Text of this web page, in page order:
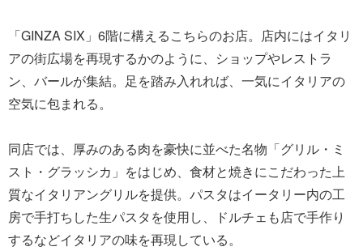
「GINZA SIX」6階に構えるこちらのお店。店内にはイタリ
アの街広場を再現するかのように、ショップやレストラ
ン、バールが集結。足を踏み入れれば、一気にイタリアの
空気に包まれる。
同店では、厚みのある肉を豪快に並べた名物「グリル・ミ
スト・グラッシカ」をはじめ、食材と焼きにこだわった上
質なイタリアングリルを提供。パスタはイータリー内の工
房で手打ちした生パスタを使用し、ドルチェも店で手作り
するなどイタリアの味を再現している。